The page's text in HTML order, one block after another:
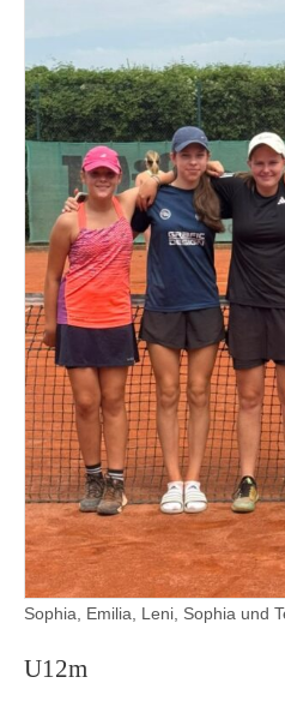
Sophia, Emilia, Leni, Sophia und
U12m